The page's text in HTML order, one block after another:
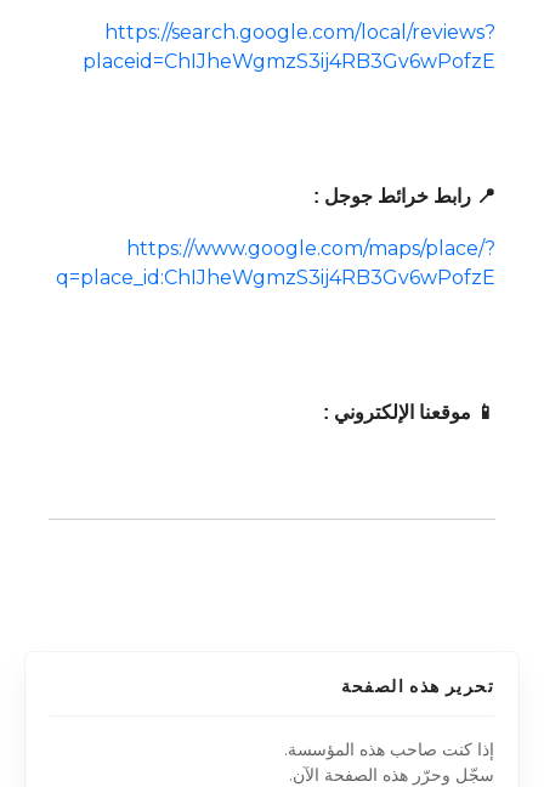
https://search.google.com/local/reviews?
placeid=ChIJheWgmzS3ij4RB3Gv6wPofzE
📍 رابط خرائط جوجل :
https://www.google.com/maps/place/?
q=place_id:ChIJheWgmzS3ij4RB3Gv6wPofzE
📱 موقعنا الإلكتروني :
تحرير هذه الصفحة
إذا كنت صاحب هذه المؤسسة.
سجّل وحرّر هذه الصفحة الآن.